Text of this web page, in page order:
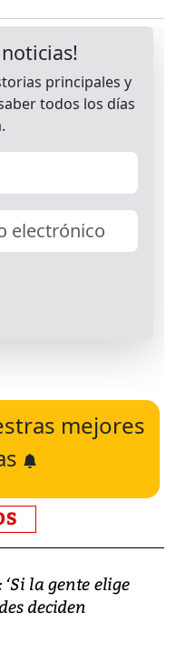
mejores
la gente elige
deciden